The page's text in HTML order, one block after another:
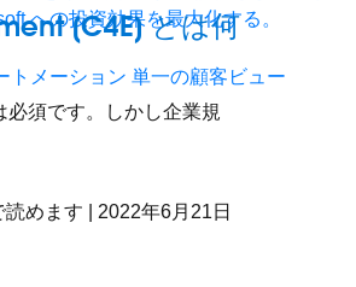
への投資効果を最大化する。
トメーション 単一の顧客ビュー
(C4E) とは何
須です。しかし企業規
めます | 2022年6月21日